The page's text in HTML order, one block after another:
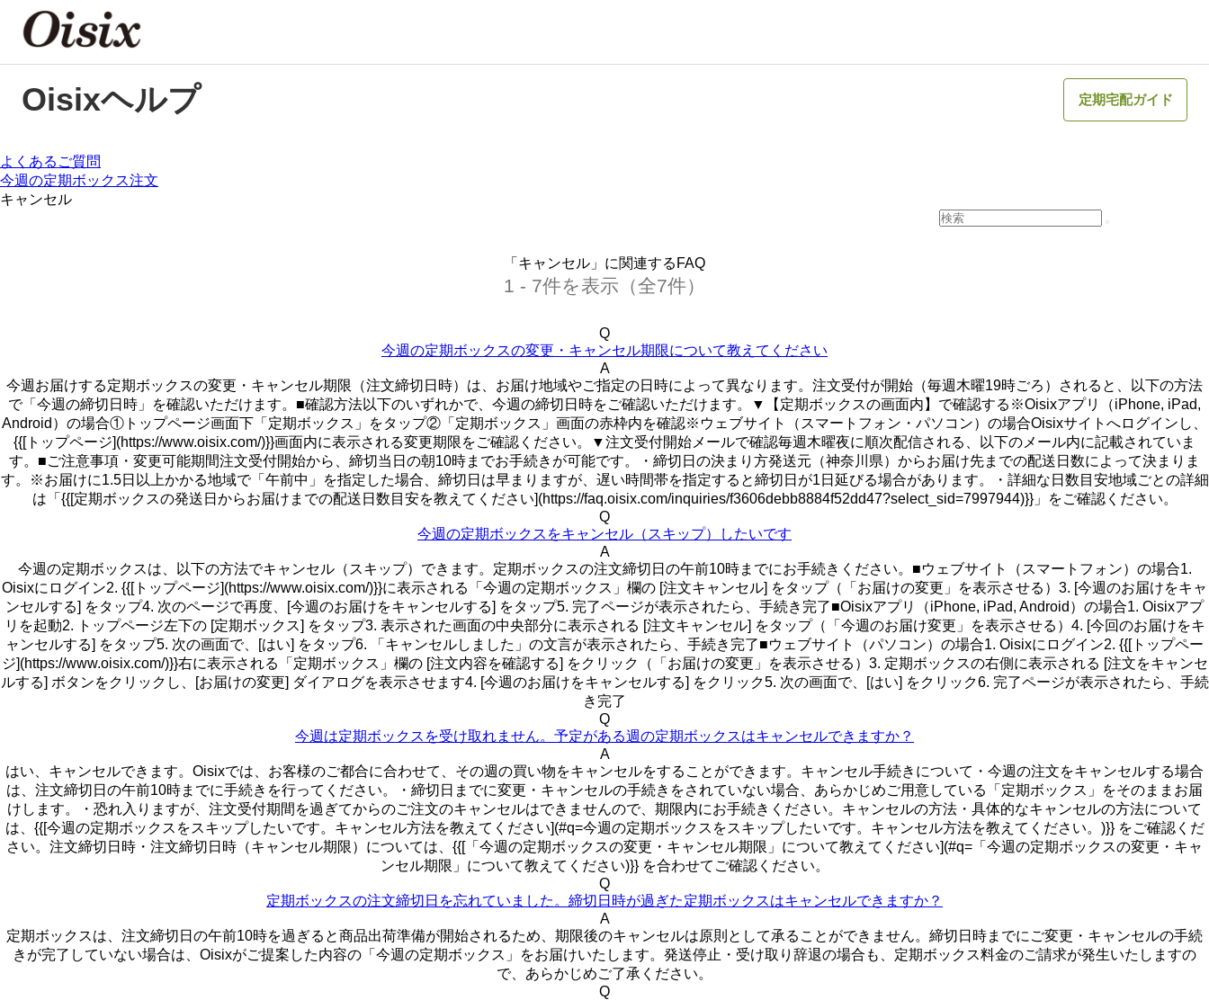
Oisixヘルプ 定期宅配ガイド
よくあるご質問
今週の定期ボックス注文
キャンセル
「キャンセル」に関連するFAQ
1 - 7件を表示（全7件）
Q
今週の定期ボックスの変更・キャンセル期限について教えてください
A
今週お届けする定期ボックスの変更・キャンセル期限（注文締切日時）は、お届け地域やご指定の日時によって異なります。注文受付が開始（毎週木曜19時ごろ）されると、以下の方法
で「今週の締切日時」を確認いただけます。■確認方法以下のいずれかで、今週の締切日時をご確認いただけます。▼【定期ボックスの画面内】で確認する※Oisixアプリ（iPhone, iPad,
Android）の場合①トップページ画面下「定期ボックス」をタップ②「定期ボックス」画面の赤枠内を確認※ウェブサイト（スマートフォン・パソコン）の場合Oisixサイトへログインし、
{{[トップページ](https://www.oisix.com/)}}画面内に表示される変更期限をご確認ください。▼注文受付開始メールで確認毎週木曜夜に順次配信される、以下のメール内に記載されていま
す。■ご注意事項・変更可能期間注文受付開始から、締切当日の朝10時までお手続きが可能です。・締切日の決まり方発送元（神奈川県）からお届け先までの配送日数によって決まりま
す。※お届けに1.5日以上かかる地域で「午前中」を指定した場合、締切日は早まりますが、遅い時間帯を指定すると締切日が1日延びる場合があります。・詳細な日数目安地域ごとの詳細
は「{{[定期ボックスの発送日からお届けまでの配送日数目安を教えてください](https://faq.oisix.com/inquiries/f3606debb8884f52dd47?select_sid=7997944)}}」をご確認ください。
Q
今週の定期ボックスをキャンセル（スキップ）したいです
A
今週の定期ボックスは、以下の方法でキャンセル（スキップ）できます。定期ボックスの注文締切日の午前10時までにお手続きください。■ウェブサイト（スマートフォン）の場合1.
Oisixにログイン2. {{[トップページ](https://www.oisix.com/)}}に表示される「今週の定期ボックス」欄の [注文キャンセル] をタップ（「お届けの変更」を表示させる）3. [今週のお届けをキャ
ンセルする] をタップ4. 次のページで再度、[今週のお届けをキャンセルする] をタップ5. 完了ページが表示されたら、手続き完了■Oisixアプリ（iPhone, iPad, Android）の場合1. Oisixアプ
リを起動2. トップページ左下の [定期ボックス] をタップ3. 表示された画面の中央部分に表示される [注文キャンセル] をタップ（「今週のお届け変更」を表示させる）4. [今回のお届けをキ
ャンセルする] をタップ5. 次の画面で、[はい] をタップ6. 「キャンセルしました」の文言が表示されたら、手続き完了■ウェブサイト（パソコン）の場合1. Oisixにログイン2. {{[トップペー
ジ](https://www.oisix.com/)}}右に表示される「定期ボックス」欄の [注文内容を確認する] をクリック（「お届けの変更」を表示させる）3. 定期ボックスの右側に表示される [注文をキャンセ
ルする] ボタンをクリックし、[お届けの変更] ダイアログを表示させます4. [今週のお届けをキャンセルする] をクリック5. 次の画面で、[はい] をクリック6. 完了ページが表示されたら、手続
き完了
Q
今週は定期ボックスを受け取れません。予定がある週の定期ボックスはキャンセルできますか？
A
はい、キャンセルできます。Oisixでは、お客様のご都合に合わせて、その週の買い物をキャンセルをすることができます。キャンセル手続きについて・今週の注文をキャンセルする場合
は、注文締切日の午前10時までに手続きを行ってください。・締切日までに変更・キャンセルの手続きをされていない場合、あらかじめご用意している「定期ボックス」をそのままお届
けします。・恐れ入りますが、注文受付期間を過ぎてからのご注文のキャンセルはできませんので、期限内にお手続きください。キャンセルの方法・具体的なキャンセルの方法について
は、{{[今週の定期ボックスをスキップしたいです。キャンセル方法を教えてください](#q=今週の定期ボックスをスキップしたいです。キャンセル方法を教えてください。)}} をご確認くだ
さい。注文締切日時・注文締切日時（キャンセル期限）については、{{[「今週の定期ボックスの変更・キャンセル期限」について教えてください](#q=「今週の定期ボックスの変更・キャ
ンセル期限」について教えてください)}} を合わせてご確認ください。
Q
定期ボックスの注文締切日を忘れていました。締切日時が過ぎた定期ボックスはキャンセルできますか？
A
定期ボックスは、注文締切日の午前10時を過ぎると商品出荷準備が開始されるため、期限後のキャンセルは原則として承ることができません。締切日時までにご変更・キャンセルの手続
きが完了していない場合は、Oisixがご提案した内容の「今週の定期ボックス」をお届けいたします。発送停止・受け取り辞退の場合も、定期ボックス料金のご請求が発生いたしますの
で、あらかじめご了承ください。
Q